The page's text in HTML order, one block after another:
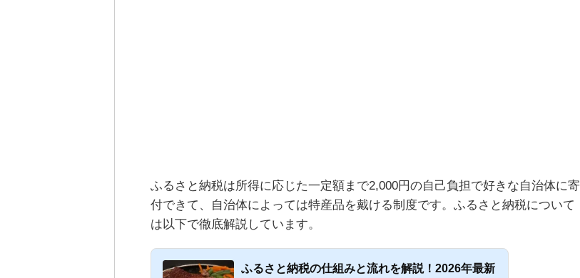
ふるさと納税は所得に応じた一定額まで2,000円の自己負担で好きな自治体に寄
付できて、自治体によっては特産品を戴ける制度です。ふるさと納税について
は以下で徹底解説しています。
ふるさと納税の仕組みと流れを解説！2026年最新